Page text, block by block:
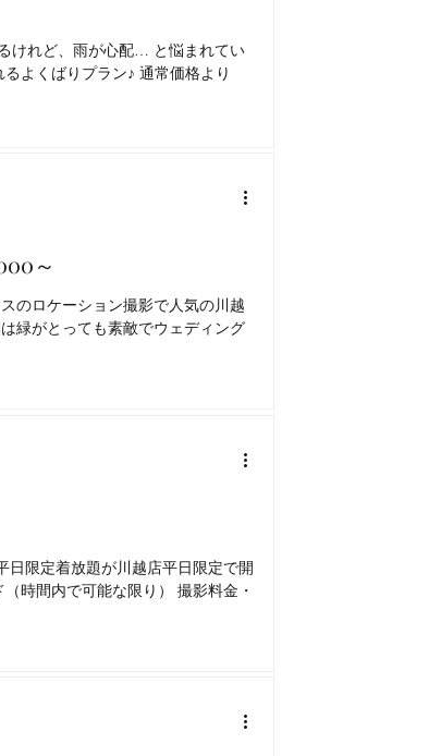
けれど、雨が心配… と悩まれてい
よくばりプラン♪ 通常価格より
～
のロケーション撮影で人気の川越
緑がとっても素敵でウェディング
限定着放題が川越店平日限定で開
時間内で可能な限り） 撮影料金・